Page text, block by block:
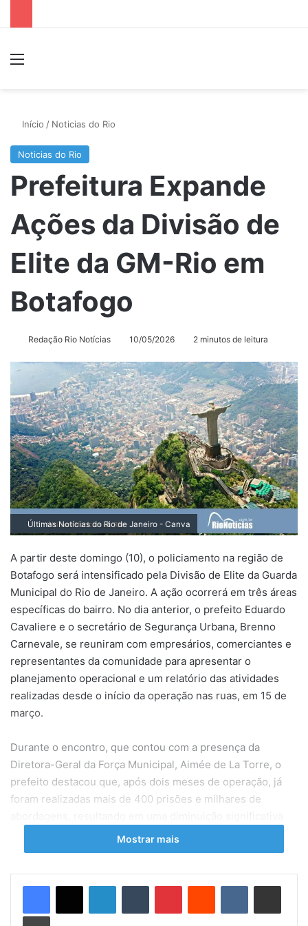
Início / Noticias do Rio
Noticias do Rio
Prefeitura Expande
Ações da Divisão de
Elite da GM-Rio em
Botafogo
Redação Rio Notícias 10/05/2026 2 minutos de leitura
Últimas Notícias do Rio de Janeiro - Canva
A partir deste domingo (10), o policiamento na região de
Botafogo será intensificado pela Divisão de Elite da Guarda
Municipal do Rio de Janeiro. A ação ocorrerá em três áreas
específicas do bairro. No dia anterior, o prefeito Eduardo
Cavaliere e o secretário de Segurança Urbana, Brenno
Carnevale, se reuniram com empresários, comerciantes e
representantes da comunidade para apresentar o
planejamento operacional e um relatório das atividades
realizadas desde o início da operação nas ruas, em 15 de
março.
Durante o encontro, que contou com a presença da
Diretora-Geral da Força Municipal, Aimée de La Torre, o
prefeito destacou que, após dois meses de operação, já
foram realizadas mais de 400 prisões e milhares de
nos índices de criminalidade nas áreas atendidas pela
Força Municipal. “Estamos cumprindo nosso papel de
violência, e a resposta da população tem sido positiva em
Mostrar mais